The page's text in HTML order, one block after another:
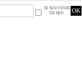
SE SOUVENIR
DE MOI